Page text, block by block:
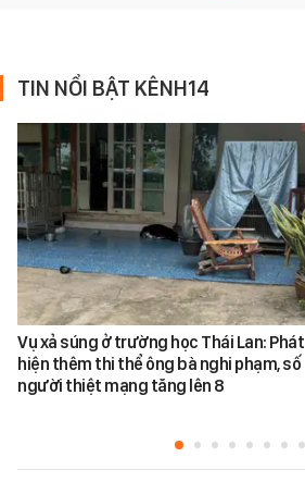
TIN NỔI BẬT KÊNH14
Vụ xả súng ở trường học Thái Lan: Phát
hiện thêm thi thể ông bà nghi phạm, số
người thiệt mạng tăng lên 8